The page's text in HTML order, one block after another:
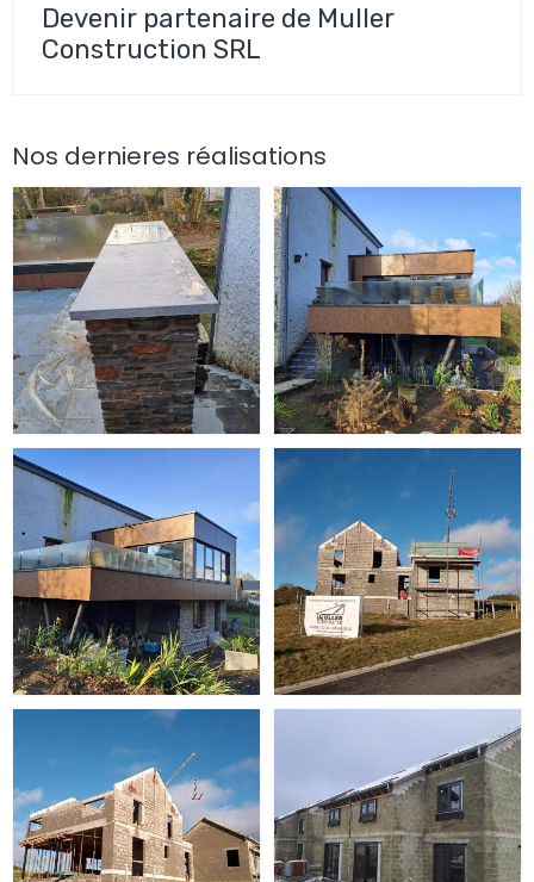
Devenir partenaire de Muller
Construction SRL
Nos dernieres réalisations